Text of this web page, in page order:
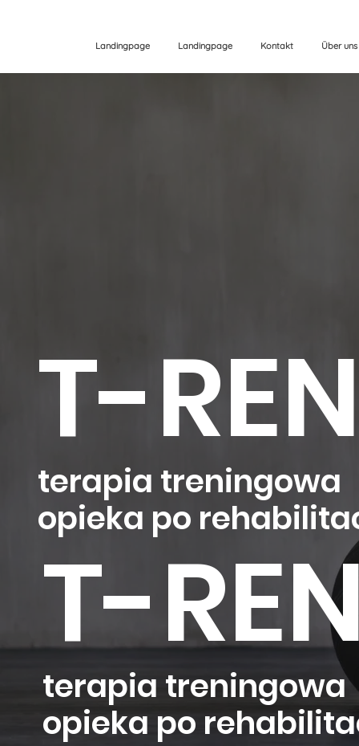
Landingpage Landingpage Kontakt Über uns
T-
terapia treningowa
opieka po
T-
terapia treningowa
opieka po